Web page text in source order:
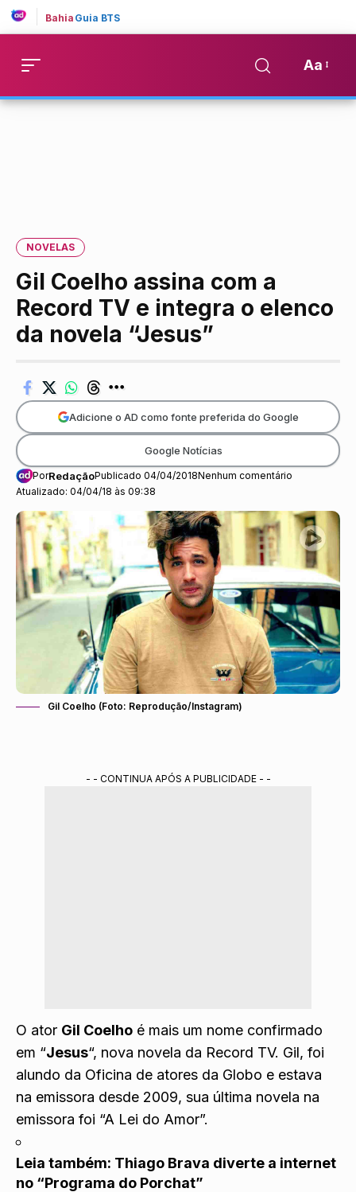
Bahia Guia BTS
Aa
NOVELAS
Gil Coelho assina com a
Record TV e integra o elenco
da novela “Jesus”
Atualizado: 04/04/18 às 09:38
PorRedaçãoPublicado 04/04/2018Nenhum comentário
Adicione o AD como fonte preferida do Google
Google Notícias
Gil Coelho (Foto: Reprodução/Instagram)
- - CONTINUA APÓS A PUBLICIDADE - -
O ator Gil Coelho é mais um nome confirmado
em “Jesus“, nova novela da Record TV. Gil, foi
alundo da Oficina de atores da Globo e estava
na emissora desde 2009, sua última novela na
emissora foi “A Lei do Amor”.
Leia também: Thiago Brava diverte a internet
no “Programa do Porchat”